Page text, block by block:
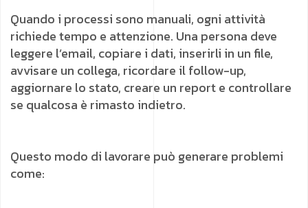
Quando i processi sono manuali, ogni attività
richiede tempo e attenzione. Una persona deve
leggere l’email, copiare i dati, inserirli in un file,
avvisare un collega, ricordare il follow-up,
aggiornare lo stato, creare un report e controllare
se qualcosa è rimasto indietro.
Questo modo di lavorare può generare problemi
come: